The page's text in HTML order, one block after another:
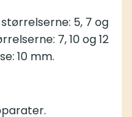
5, 7 og
7, 10 og 12
10 mm.